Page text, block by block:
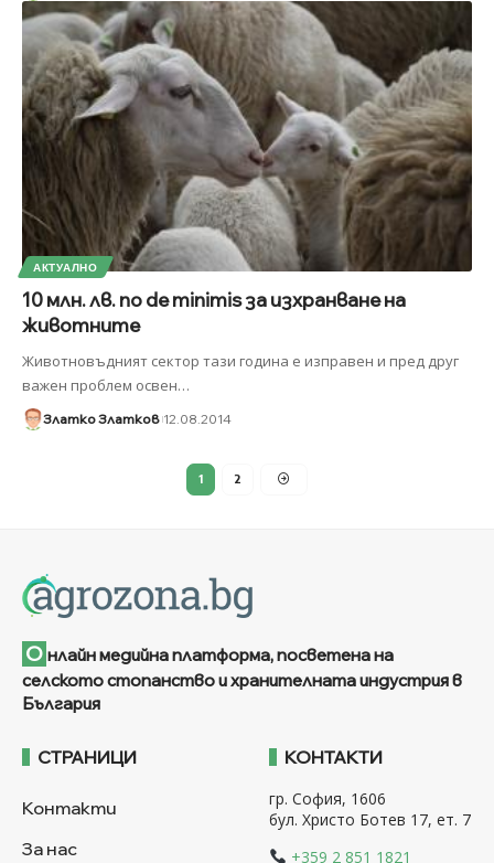
АКТУАЛНО
10 млн. лв. по de minimis за изхранване на
животните
Животновъдният сектор тази година е изправен и пред друг
важен проблем освен…
Златко Златков 12.08.2014
1 2
О нлайн медийна платформа, посветена на
селското стопанство и хранителната индустрия в
България
СТРАНИЦИ
Контакти
За нас
КОНТАКТИ
гр. София, 1606
бул. Христо Ботев 17, ет. 7
+359 2 851 1821